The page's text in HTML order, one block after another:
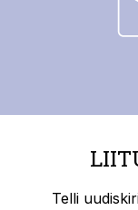
Telli